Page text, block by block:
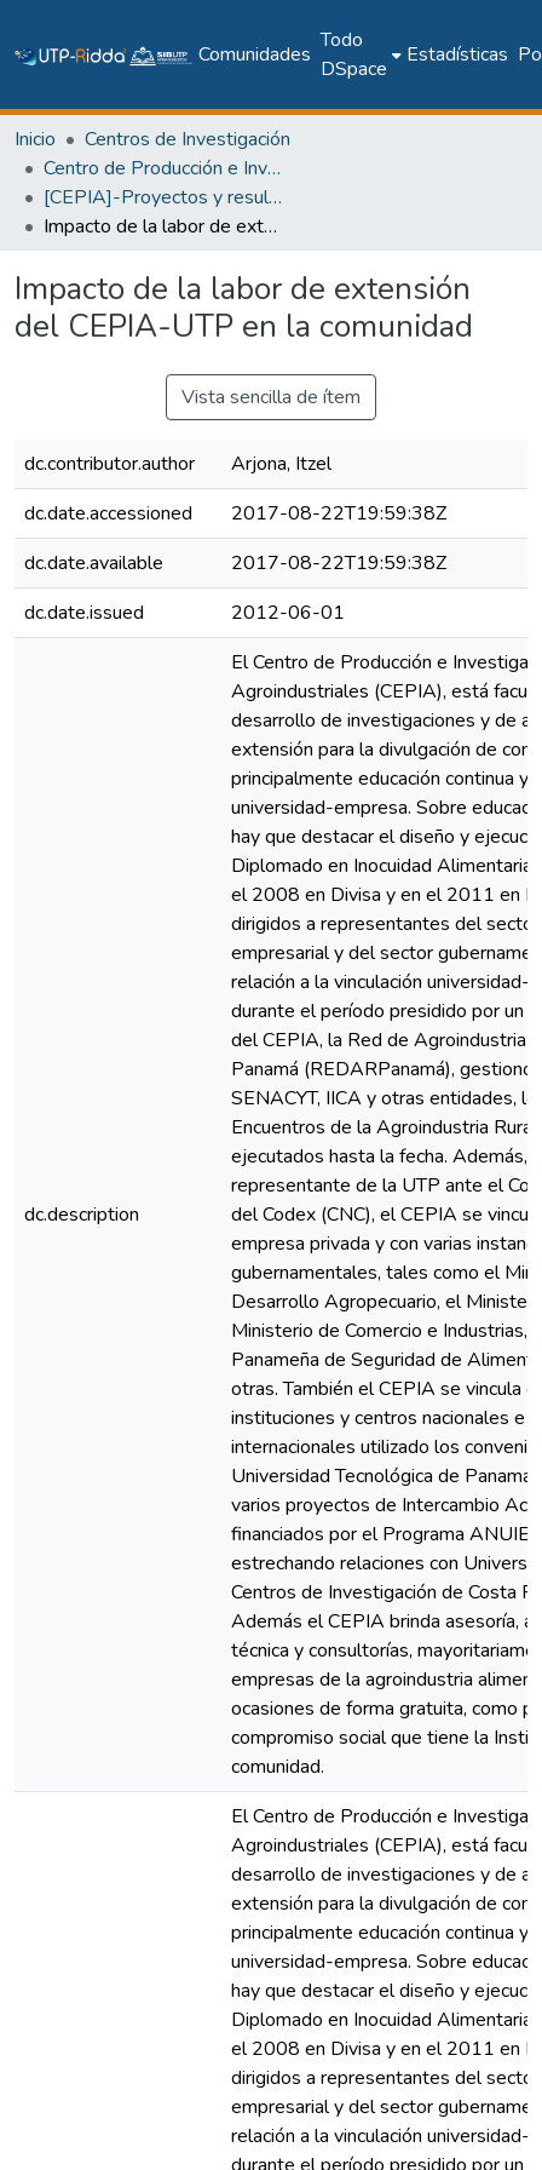
Comunidades
Todo
DSpace
Estadísticas
Inicio
Centros de Investigación
Centro de Producción e Investigaciones Agroindustriales
[CEPIA]-Proyectos y resultados de investigación
Impacto de la labor de extensión del CEPIA-UTP en la comunidad
Impacto de la labor de extensión
del CEPIA-UTP en la comunidad
Vista sencilla de ítem
dc.contributor.author
Arjona, Itzel
dc.date.accessioned
2017-08-22T19:59:38Z
dc.date.available
2017-08-22T19:59:38Z
dc.date.issued
2012-06-01
dc.description
El Centro de Producción e
Agroindustriales (CEPIA), está
desarrollo de investigaciones y de
extensión para la divulgación de
principalmente educación continua y
universidad-empresa. Sobre
hay que destacar el diseño y
Diplomado en Inocuidad
el 2008 en Divisa y en el 2011 en
dirigidos a representantes del
empresarial y del sector
relación a la vinculación universidad-
durante el período presidido por un
del CEPIA, la Red de Agroindustria
Panamá (REDARPanamá), gestionó
SENACYT, IICA y otras entidades,
Encuentros de la Agroindustria Rural
ejecutados hasta la fecha. Además,
representante de la UTP ante el
del Codex (CNC), el CEPIA se
empresa privada y con varias
gubernamentales, tales como el
Desarrollo Agropecuario, el
Ministerio de Comercio e Industrias,
Panameña de Seguridad de
otras. También el CEPIA se vincula
instituciones y centros nacionales e
internacionales utilizado los
Universidad Tecnológica de Panamá
varios proyectos de Intercambio
financiados por el Programa
estrechando relaciones con
Centros de Investigación de Costa
Además el CEPIA brinda asesoría,
técnica y consultorías,
empresas de la agroindustria
ocasiones de forma gratuita, como
compromiso social que tiene la
comunidad.
El Centro de Producción e
Agroindustriales (CEPIA), está
desarrollo de investigaciones y de
extensión para la divulgación de
principalmente educación continua y
universidad-empresa. Sobre
hay que destacar el diseño y
Diplomado en Inocuidad
el 2008 en Divisa y en el 2011 en
dirigidos a representantes del
empresarial y del sector
relación a la vinculación universidad-